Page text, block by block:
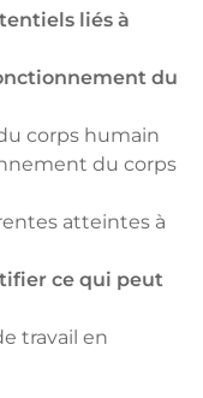
liés à
du
corps humain
du corps
atteintes à
ce qui peut
travail en